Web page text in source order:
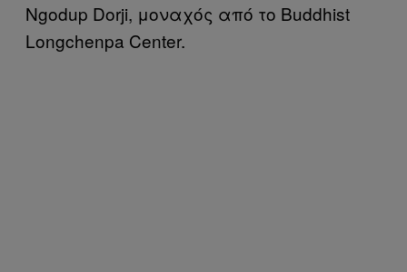
Ngodup Dorji, μοναχός από το Buddhist
Longchenpa Center.